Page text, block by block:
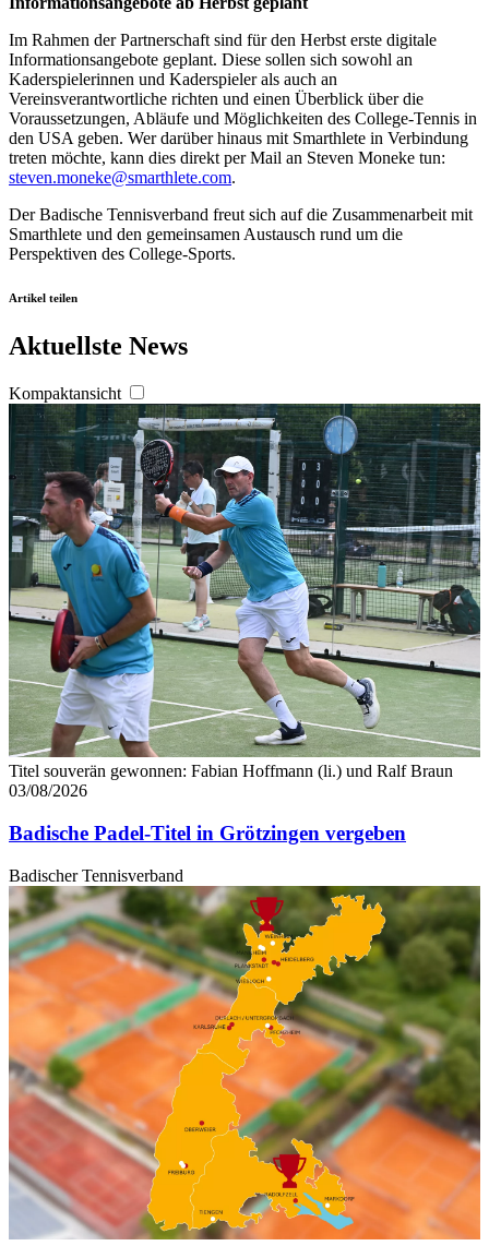
Wir verwenden Cookies, um Inhalte und Anzeigen zu
personalisieren, Funktionen für soziale Medien anbieten
zu können und die Zugriffe auf unsere Website zu
analysieren. Außerdem geben wir Informationen zu Ihrer
Verwendung unserer Website an unsere Partner für
soziale Medien, Werbung und Analysen weiter. Unsere
Partner führen diese Informationen möglicherweise mit
haben oder die sie im Rahmen Ihrer Nutzung der Dienste
gesammelt haben. DieCookie-Einstellungen
angepasst werden.
Im Rahmen der Partnerschaft sind für den Herbst erste digitale
Informationsangebote geplant. Diese sollen sich sowohl an
Kaderspielerinnen und Kaderspieler als auch an
Vereinsverantwortliche richten und einen Überblick über die
Voraussetzungen, Abläufe und Möglichkeiten des College-Tennis in
den USA geben. Wer darüber hinaus mit Smarthlete in Verbindung
treten möchte, kann dies direkt per Mail an Steven Moneke tun:
steven.moneke@smarthlete.com.
Der Badische Tennisverband freut sich auf die Zusammenarbeit mit
Smarthlete und den gemeinsamen Austausch rund um die
Perspektiven des College-Sports.
Artikel teilen
Aktuellste News
Kompaktansicht
Titel souverän gewonnen: Fabian Hoffmann (li.) und Ralf Braun
03/08/2026
Badische Padel-Titel in Grötzingen vergeben
Badischer Tennisverband